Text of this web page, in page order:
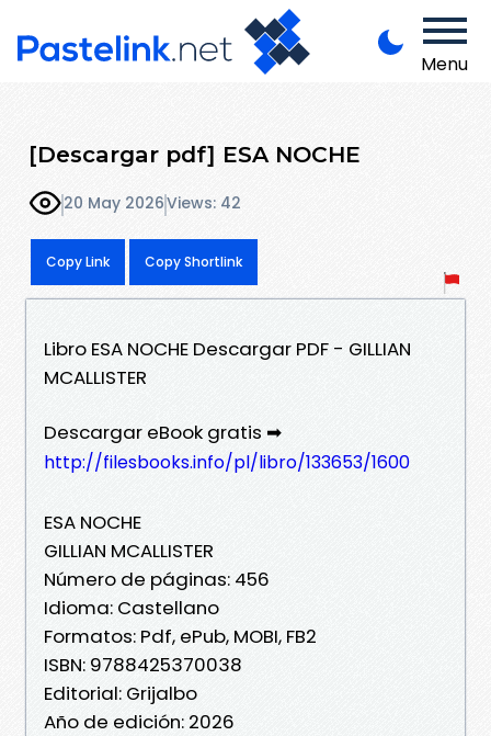
Menu
[Descargar pdf] ESA NOCHE
20 May 2026Views: 42
Copy Link Copy Shortlink
Libro ESA NOCHE Descargar PDF - GILLIAN
MCALLISTER
Descargar eBook gratis ➡
http://filesbooks.info/pl/libro/133653/1600
ESA NOCHE
GILLIAN MCALLISTER
Número de páginas: 456
Idioma: Castellano
Formatos: Pdf, ePub, MOBI, FB2
ISBN: 9788425370038
Editorial: Grijalbo
Año de edición: 2026